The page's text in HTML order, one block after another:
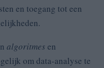
en toegang tot een
algoritmes en
om data-analyse te